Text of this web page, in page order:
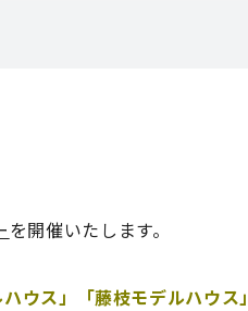
を開催いたします。
ハウス」「藤枝モデルハウス」